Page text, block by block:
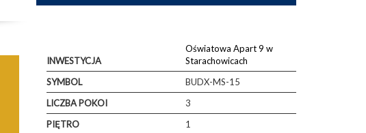
INWESTYCJA
Oświatowa Apart 9 w
Starachowicach
SYMBOL
BUDX-MS-15
LICZBA POKOI
3
PIĘTRO
1